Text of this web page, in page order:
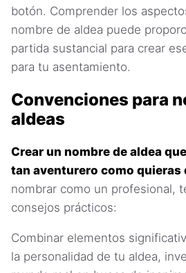
botón. Comprender los
nombre de aldea puede
partida sustancial para crear
para tu asentamiento.
Convenciones para
aldeas
Crear un nombre de aldea
tan aventurero como quieras
nombrar como un profesional,
consejos prácticos:
Combinar elementos
la personalidad de tu aldea,